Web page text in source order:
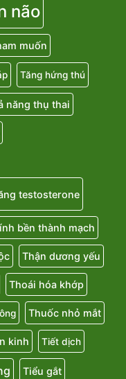
não
muốn
Tăng hứng thú
năng thụ thai
testosterone
bền thành mạch
Thận dương yếu
Thoái hóa khớp
Thuốc nhỏ mắt
kinh Tiết dịch
Tiểu gắt